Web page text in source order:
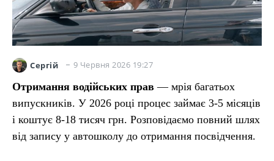
Сергій 9 Червня 2026 19:27
Отримання водійських прав — мрія багатьох
випускників. У 2026 році процес займає 3-5 місяців
і коштує 8-18 тисяч грн. Розповідаємо повний шлях
від запису у автошколу до отримання посвідчення.